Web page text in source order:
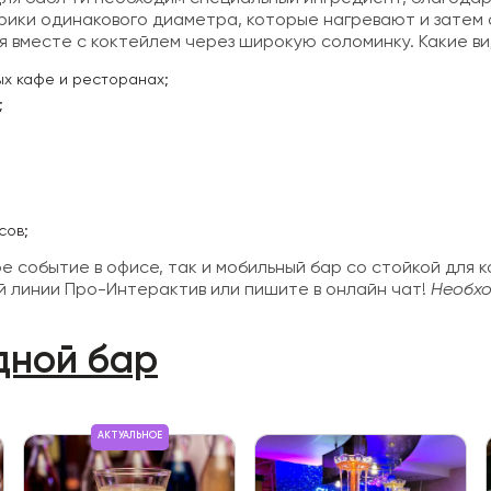
одинакового диаметра, которые нагревают и
с коктейлем через широкую соломинку. Какие
кафе и ресторанах;
в офисе, так и мобильный бар со стойкой для
Про-Интерактив или пишите в онлайн чат!
бар
АКТУАЛЬНОЕ